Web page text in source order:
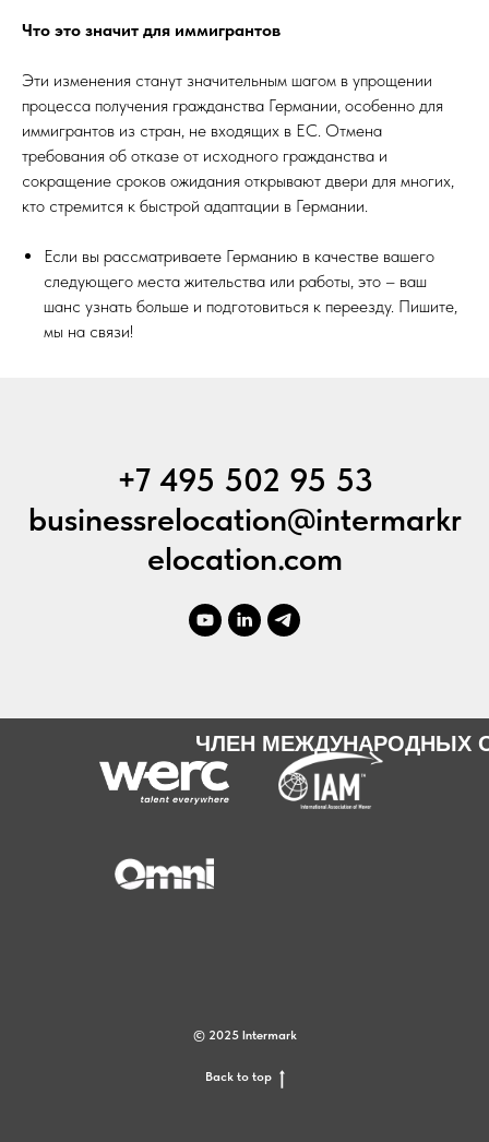
Что это значит для иммигрантов
Эти изменения станут значительным шагом в упрощении
процесса получения гражданства Германии, особенно для
иммигрантов из стран, не входящих в ЕС. Отмена
требования об отказе от исходного гражданства и
сокращение сроков ожидания открывают двери для многих,
кто стремится к быстрой адаптации в Германии.
Если вы рассматриваете Германию в качестве вашего
следующего места жительства или работы, это – ваш
шанс узнать больше и подготовиться к переезду. Пишите,
мы на связи!
+7 495 502 95 53
businessrelocation@intermarkr
elocation.com
ЧЛЕН МЕЖДУНАРОДНЫХ
© 2025 Intermark
Back to top